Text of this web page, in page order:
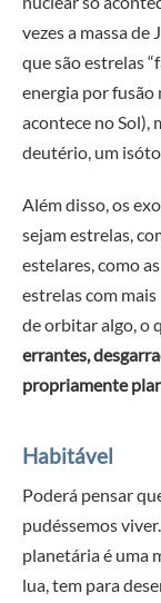
vezes a massa de
que são estrelas
energia por fusão
acontece no Sol),
deutério, um
Além disso, os
sejam estrelas,
estelares, como
estrelas com
de orbitar algo, o
errantes,
propriamente
Habitável
Poderá pensar
pudéssemos
planetária é uma
lua, tem para